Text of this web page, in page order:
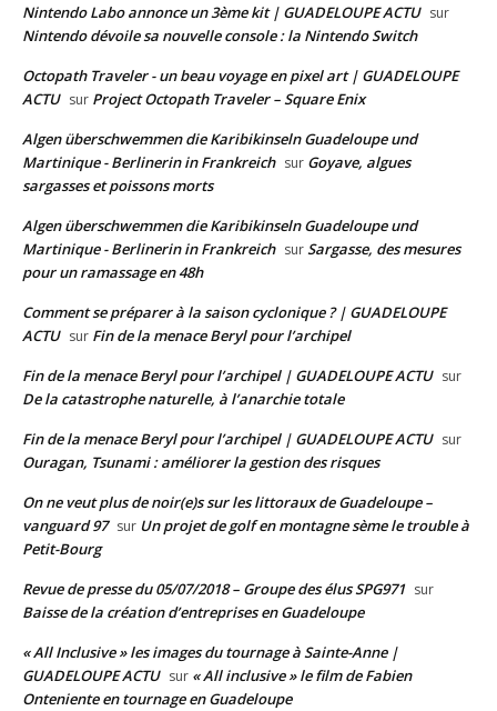
Nintendo Labo annonce un 3ème kit | GUADELOUPE ACTU sur
Nintendo dévoile sa nouvelle console : la Nintendo Switch
Octopath Traveler - un beau voyage en pixel art | GUADELOUPE
ACTU sur Project Octopath Traveler – Square Enix
Algen überschwemmen die Karibikinseln Guadeloupe und
Martinique - Berlinerin in Frankreich sur Goyave, algues
sargasses et poissons morts
Algen überschwemmen die Karibikinseln Guadeloupe und
Martinique - Berlinerin in Frankreich surSargasse, des mesures
pour un ramassage en 48h
Comment se préparer à la saison cyclonique ? | GUADELOUPE
ACTU sur Fin de la menace Beryl pour l’archipel
Fin de la menace Beryl pour l’archipel | GUADELOUPE ACTU sur
De la catastrophe naturelle, à l’anarchie totale
Fin de la menace Beryl pour l’archipel | GUADELOUPE ACTU sur
Ouragan, Tsunami : améliorer la gestion des risques
On ne veut plus de noir(e)s sur les littoraux de Guadeloupe –
vanguard 97 sur Un projet de golf en montagne sème le trouble à
Petit-Bourg
Revue de presse du 05/07/2018 – Groupe des élus SPG971 sur
Baisse de la création d’entreprises en Guadeloupe
« All Inclusive » les images du tournage à Sainte-Anne |
GUADELOUPE ACTU sur « All inclusive » le film de Fabien
Onteniente en tournage en Guadeloupe